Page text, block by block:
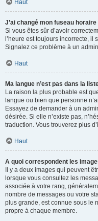
Haut
J’ai changé mon fuseau
Si vous êtes sûr d’avoir
l’heure est toujours incorrecte, il
Signalez ce problème à un
Haut
Ma langue n’est pas dans la
La raison la plus probable est
langue ou bien que personne
Essayez de demander à un
désirée. Si elle n’existe pas,
traduction. Vous trouverez plus
Haut
A quoi correspondent les
Il y a deux images qui peuvent
lorsque vous consultez les
associée à votre rang,
nombre de messages ou votre
plus grande, est connue sous le
propre à chaque membre.